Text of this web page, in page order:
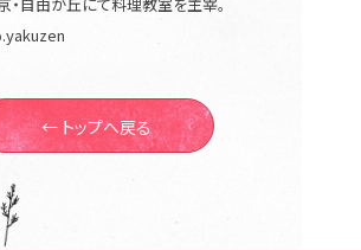
・自由が丘にて料理教室を主宰。
← トップへ戻る